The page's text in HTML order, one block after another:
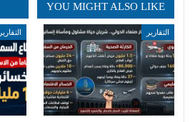
YOU MIGHT ALSO LIKE
التقارير التقارير